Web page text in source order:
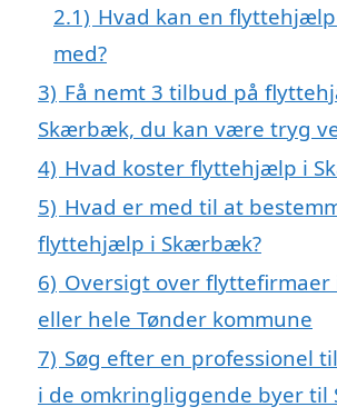
2.1) Hvad kan en
med?
3) Få nemt 3 tilbud på
Skærbæk, du kan være tryg
4) Hvad koster flyttehjælp i
5) Hvad er med til at
flyttehjælp i Skærbæk?
6) Oversigt over
eller hele Tønder kommune
7) Søg efter en professionel
i de omkringliggende byer til